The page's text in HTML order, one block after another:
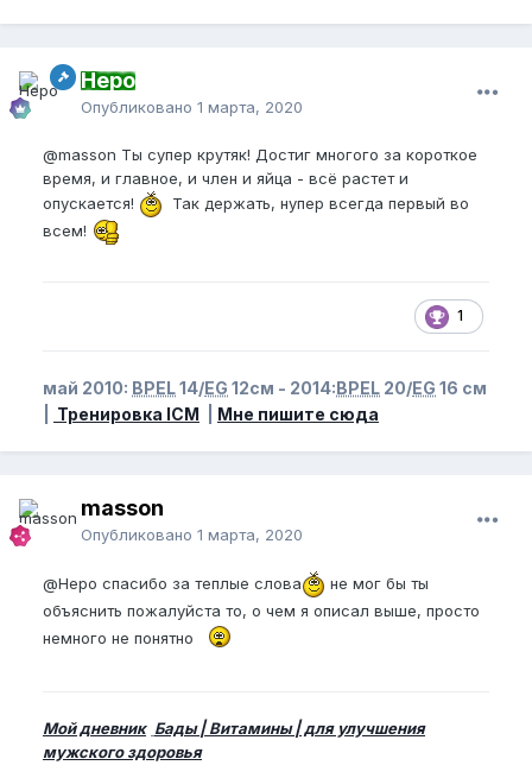
Неро
Опубликовано 1 марта, 2020
@masson Ты супер крутяк! Достиг многого за короткое
время, и главное, и член и яйца - всё растет и
опускается!
Так держать, нупер всегда первый во
всем!
1
май 2010: BPEL14/EG 12см - 2014:BPEL 20/EG 16 см
Тренировка ICM Мне пишите сюда
masson
Опубликовано 1 марта, 2020
@Неро спасибо за теплые слова
не мог бы ты
объяснить пожалуйста то, о чем я описал выше, просто
немного не понятно
Мой дневник Бады | Витамины | для улучшения
мужского здоровья